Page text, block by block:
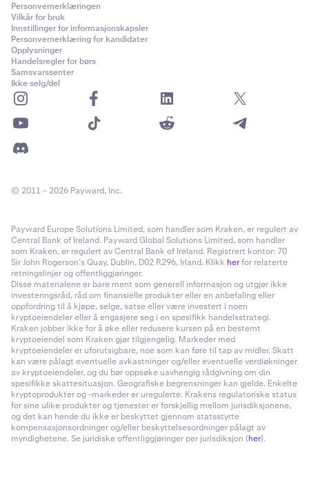
Personvernerklæringen
Vilkår for bruk
Innstillinger for informasjonskapsler
Personvernerklæring for kandidater
Opplysninger
Handelsregler for børs
Samsvarssenter
Ikke selg/del
© 2011 – 2026 Payward, Inc.
Payward Europe Solutions Limited, som handler som Kraken, er regulert av
Central Bank of Ireland. Payward Global Solutions Limited, som handler
som Kraken, er regulert av Central Bank of Ireland. Registrert kontor: 70
Sir John Rogerson’s Quay, Dublin, D02 R296, Irland. Klikk herfor relaterte
retningslinjer og offentliggjøringer.
Disse materialene er bare ment som generell informasjon og utgjør ikke
investeringsråd, råd om finansielle produkter eller en anbefaling eller
oppfordring til å kjøpe, selge, satse eller være investert i noen
kryptoeiendeler eller å engasjere seg i en spesifikk handelsstrategi.
Kraken jobber ikke for å øke eller redusere kursen på en bestemt
kryptoeiendel som Kraken gjør tilgjengelig. Markeder med
kryptoeiendeler er uforutsigbare, noe som kan føre til tap av midler. Skatt
kan være pålagt eventuelle avkastninger og/eller eventuelle verdiøkninger
av kryptoeiendeler, og du bør oppsøke uavhengig rådgivning om din
spesifikke skattesituasjon. Geografiske begrensninger kan gjelde. Enkelte
kryptoprodukter og -markeder er uregulerte. Krakens regulatoriske status
for sine ulike produkter og tjenester er forskjellig mellom jurisdiksjonene,
og det kan hende du ikke er beskyttet gjennom statsstyrte
kompensasjonsordninger og/eller beskyttelsesordninger pålagt av
myndighetene. Se juridiske offentliggjøringer per jurisdiksjon (her).